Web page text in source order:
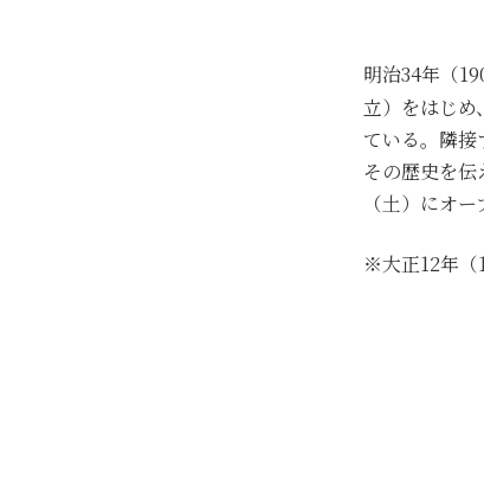
明治34年（
立）をはじ
ている。隣接
その歴史を
（土）にオー
※大正12年（